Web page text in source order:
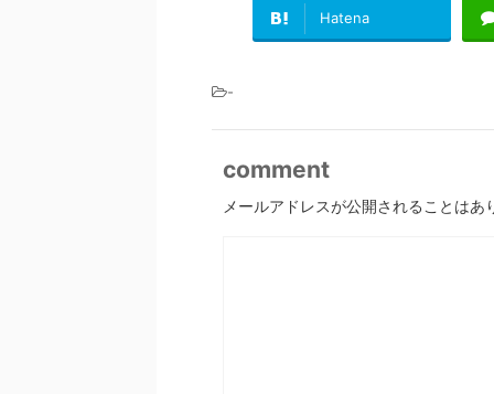
Hatena
-
comment
メールアドレスが公開されることはあ